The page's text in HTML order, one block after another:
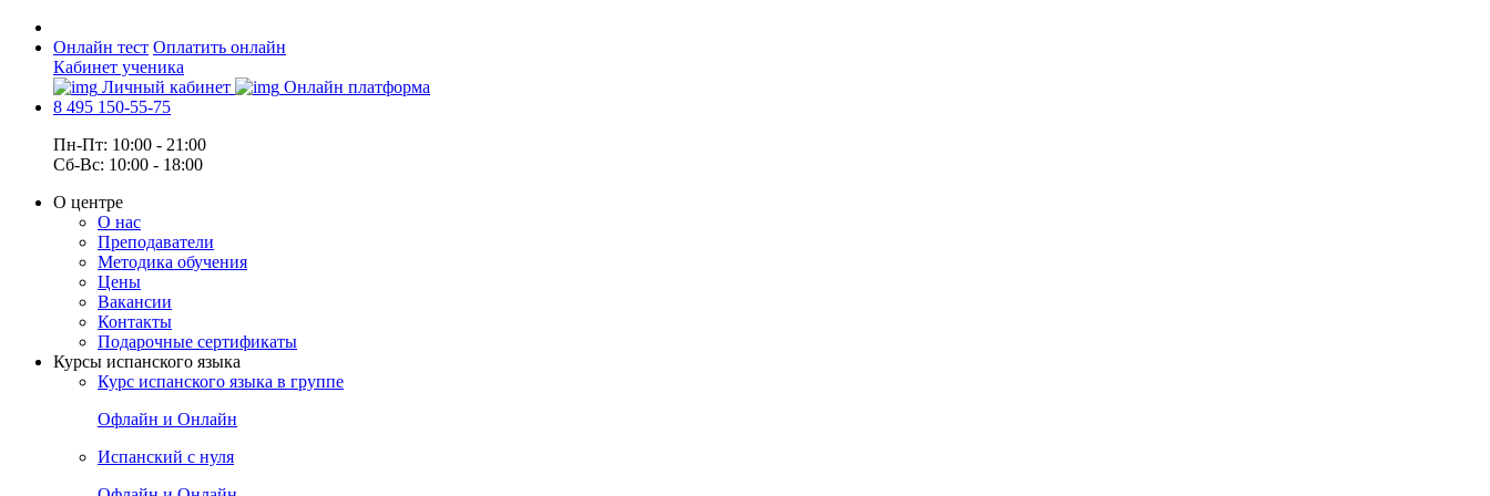
Онлайн тест Оплатить онлайн
Кабинет ученика
Личный кабинет
Онлайн платформа
8 495 150-55-75
Пн-Пт: 10:00 - 21:00
Сб-Вс: 10:00 - 18:00
О центре
О нас
Преподаватели
Методика обучения
Цены
Вакансии
Контакты
Подарочные сертификаты
Курсы испанского языка
Курс испанского языка в группе
Офлайн и Онлайн
Испанский с нуля